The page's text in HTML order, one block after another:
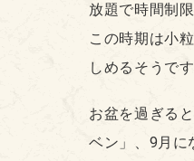
放題で時間制
この時期は小
しめるそうで
お盆を過ぎる
ベン」、9月に